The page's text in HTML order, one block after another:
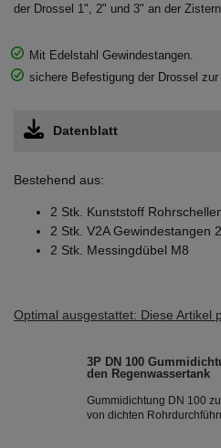
der Drossel 1", 2" und 3" an der
Mit Edelstahl Gewindestangen.
sichere Befestigung der Drossel zur
Datenblatt
Bestehend aus:
2 Stk. Kunststoff
2 Stk. V2A Gewindestangen
2 Stk. Messingdübel M8
Optimal ausgestattet: Diese Artikel
3P DN 100
den Regenwassertank
Gummidichtung DN 100
von dichten